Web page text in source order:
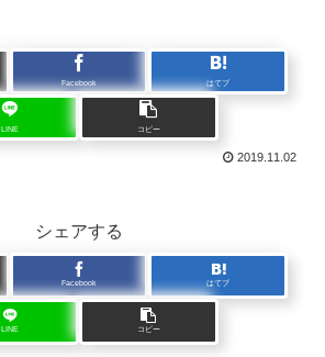
Facebook はてブ
LINE コピー
2019.11.02
シェアする
Facebook はてブ
LINE コピー